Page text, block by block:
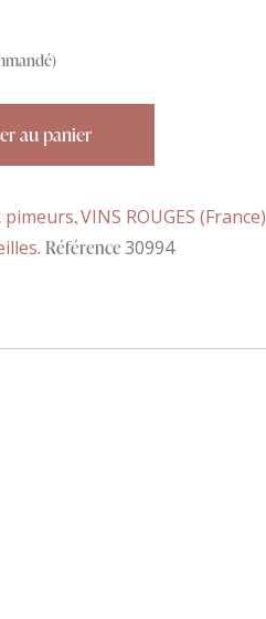
au panier
pimeurs,VINS ROUGES (France)
Référence30994